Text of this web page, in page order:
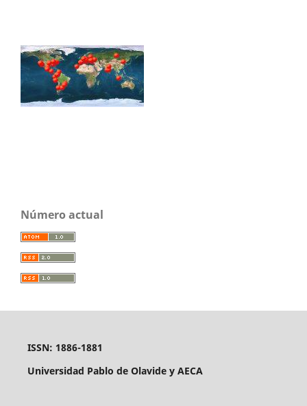
Número actual
ISSN: 1886-1881
Universidad Pablo de Olavide y AECA